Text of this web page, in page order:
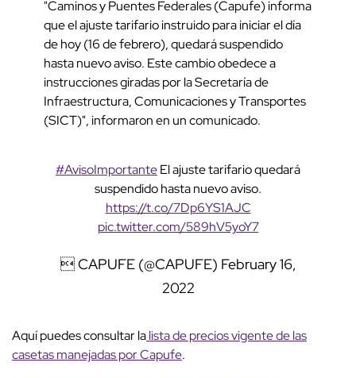
"Caminos y Puentes Federales (Capufe) informa
que el ajuste tarifario instruido para iniciar el día
de hoy (16 de febrero), quedará suspendido
hasta nuevo aviso. Este cambio obedece a
instrucciones giradas por la Secretaría de
Infraestructura, Comunicaciones y Transportes
(SICT)", informaron en un comunicado.
#AvisoImportanteEl ajuste tarifario quedará
suspendido hasta nuevo aviso.
https://t.co/7Dp6YS1AJC
pic.twitter.com/589hV5yoY7
 CAPUFE (@CAPUFE) February 16,
2022
Aquí puedes consultar lalista de precios vigente de las
casetas manejadas por Capufe.